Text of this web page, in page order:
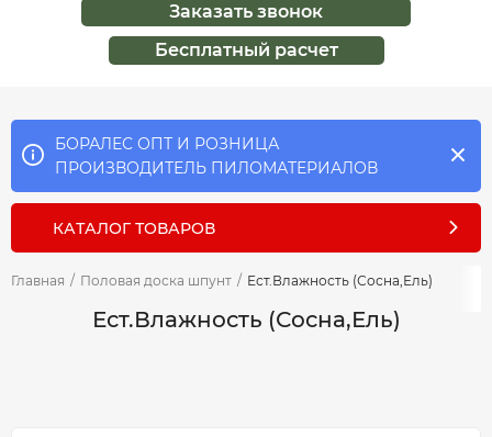
Заказать звонок
Бесплатный расчет
БОРАЛЕС ОПТ И РОЗНИЦА
ПРОИЗВОДИТЕЛЬ ПИЛОМАТЕРИАЛОВ
КАТАЛОГ ТОВАРОВ
Главная / Половая доска шпунт / Ест.Влажность (Сосна,Ель)
Ест.Влажность (Сосна,Ель)